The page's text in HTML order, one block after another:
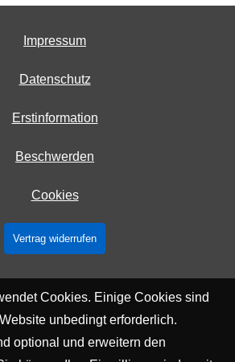
Impressum
Datenschutz
Erstinformation
Beschwerden
Cookies
Vertrag widerrufen
Cookies. Einige Cookies sind
unbedingt erforderlich.
optional und erweitern den